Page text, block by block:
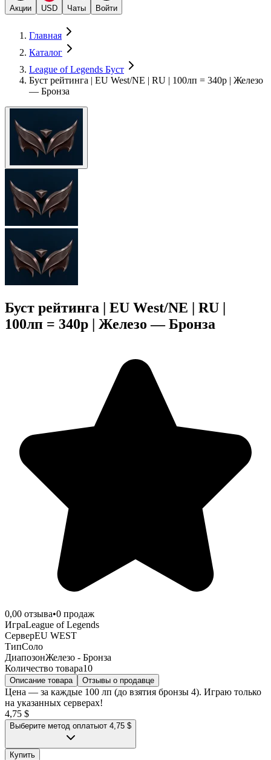
Акции USD Чаты Войти
Главная
Каталог
League of Legends Буст
Буст рейтинга | EU West/NE | RU | 100лп = 340р | Железо
— Бронза
Буст рейтинга | EU West/NE | RU |
100лп = 340р | Железо — Бронза
0,00 отзыва•0 продаж
ИграLeague of Legends
СерверEU WEST
ТипСоло
ДиапозонЖелезо - Бронза
Количество товара10
Описание товара Отзывы о продавце
Цена — за каждые 100 лп (до взятия бронзы 4). Играю только
на указанных серверах!
4,75 $
Выберите метод оплатыот 4,75 $
Купить